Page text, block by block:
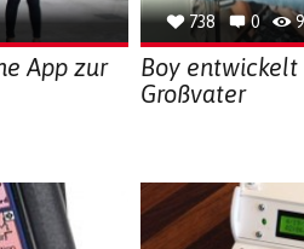
App zur
738 0
Boy
Großvater